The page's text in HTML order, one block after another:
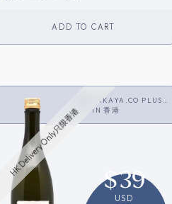
ADD TO CART
SAKAYA.CO PLUS
<SAKE>
IN香港
HK Delivery Only只限香港
$39
USD